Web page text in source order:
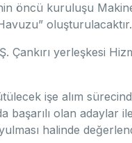
öncü kuruluşu
oluşturulacaktır.
Çankırı yerleşkesi
işe alım
başarılı olan adaylar
halinde